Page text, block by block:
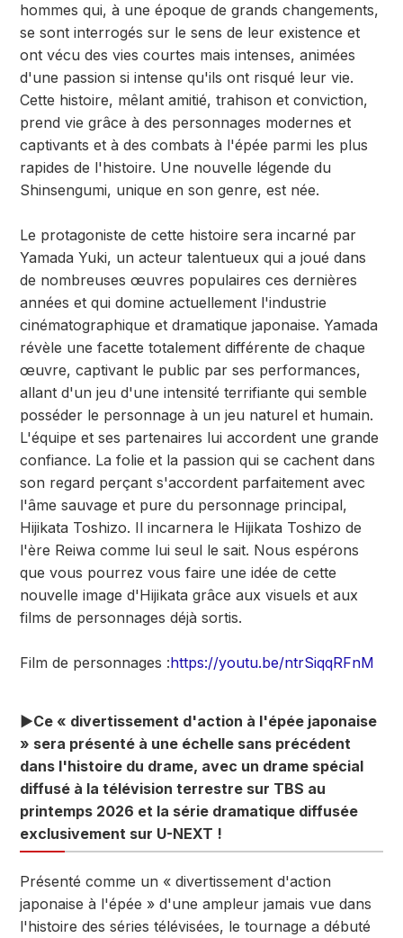
hommes qui, à une époque de grands changements,
se sont interrogés sur le sens de leur existence et
ont vécu des vies courtes mais intenses, animées
d'une passion si intense qu'ils ont risqué leur vie.
Cette histoire, mêlant amitié, trahison et conviction,
prend vie grâce à des personnages modernes et
captivants et à des combats à l'épée parmi les plus
rapides de l'histoire. Une nouvelle légende du
Shinsengumi, unique en son genre, est née.
Le protagoniste de cette histoire sera incarné par
Yamada Yuki, un acteur talentueux qui a joué dans
de nombreuses œuvres populaires ces dernières
années et qui domine actuellement l'industrie
cinématographique et dramatique japonaise. Yamada
révèle une facette totalement différente de chaque
œuvre, captivant le public par ses performances,
allant d'un jeu d'une intensité terrifiante qui semble
posséder le personnage à un jeu naturel et humain.
L'équipe et ses partenaires lui accordent une grande
confiance. La folie et la passion qui se cachent dans
son regard perçant s'accordent parfaitement avec
l'âme sauvage et pure du personnage principal,
Hijikata Toshizo. Il incarnera le Hijikata Toshizo de
l'ère Reiwa comme lui seul le sait. Nous espérons
que vous pourrez vous faire une idée de cette
nouvelle image d'Hijikata grâce aux visuels et aux
films de personnages déjà sortis.
Film de personnages :https://youtu.be/ntrSiqqRFnM
▶Ce « divertissement d'action à l'épée japonaise
» sera présenté à une échelle sans précédent
dans l'histoire du drame, avec un drame spécial
diffusé à la télévision terrestre sur TBS au
printemps 2026 et la série dramatique diffusée
exclusivement sur U-NEXT !
Présenté comme un « divertissement d'action
japonaise à l'épée » d'une ampleur jamais vue dans
l'histoire des séries télévisées, le tournage a débuté